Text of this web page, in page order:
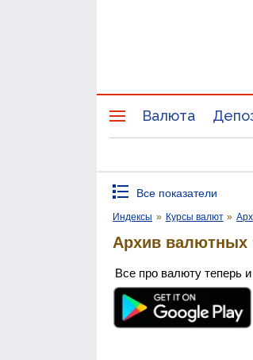
Валюта
Все показатели
Индексы » Курсы валют »
Архив валютных
Все про валюту теперь